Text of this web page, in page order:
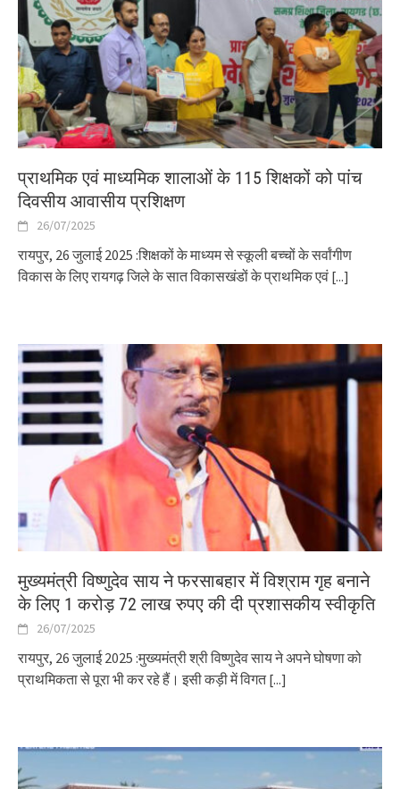
प्राथमिक एवं माध्यमिक शालाओं के 115 शिक्षकों को पांच
दिवसीय आवासीय प्रशिक्षण
26/07/2025
रायपुर, 26 जुलाई 2025 :शिक्षकों के माध्यम से स्कूली बच्चों के सर्वांगीण
विकास के लिए रायगढ़ जिले के सात विकासखंडों के प्राथमिक एवं [...]
मुख्यमंत्री विष्णुदेव साय ने फरसाबहार में विश्राम गृह बनाने
के लिए 1 करोड़ 72 लाख रुपए की दी प्रशासकीय स्वीकृति
26/07/2025
रायपुर, 26 जुलाई 2025 :मुख्यमंत्री श्री विष्णुदेव साय ने अपने घोषणा को
प्राथमिकता से पूरा भी कर रहे हैं। इसी कड़ी में विगत[...]